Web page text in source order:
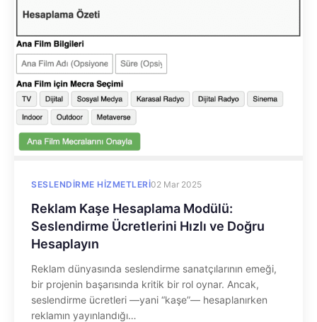
SESLENDIRME HIZMETLERI02 Mar 2025
Reklam Kaşe Hesaplama Modülü:
Seslendirme Ücretlerini Hızlı ve Doğru
Hesaplayın
Reklam dünyasında seslendirme sanatçılarının emeği,
bir projenin başarısında kritik bir rol oynar. Ancak,
seslendirme ücretleri —yani “kaşe”— hesaplanırken
reklamın yayınlandığı…